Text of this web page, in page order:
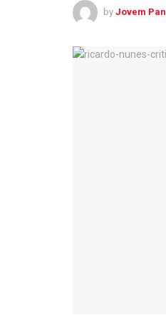
by Jovem Pan